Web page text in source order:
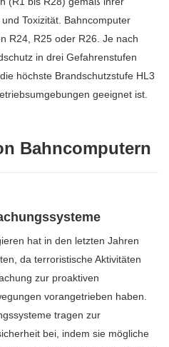
Toxizität. Bahncomputer
R24, R25 oder R26. Je nach
in drei Gefahrenstufen
höchste Brandschutzstufe HL3
geeignet ist.
Bahncomputern
hat in den letzten Jahren
da terroristische Aktivitäten
zur proaktiven
vorangetrieben haben.
tragen zur
bei, indem sie mögliche